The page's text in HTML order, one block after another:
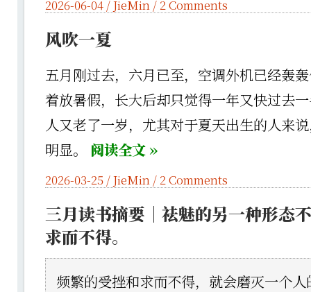
2026-06-04 /JieMin / 2 Comments
风吹一夏
五月刚过去，六月已至，空调外机已经轰
着放暑假，长大后却只觉得一年又快过去
人又老了一岁，尤其对于夏天出生的人来
明显。 阅读全文 »
2026-03-25 /JieMin / 2 Comments
三月读书摘要｜祛魅的另一种形态
求而不得。
频繁的受挫和求而不得，就会磨灭一个